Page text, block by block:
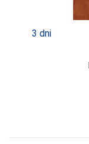
3 dni